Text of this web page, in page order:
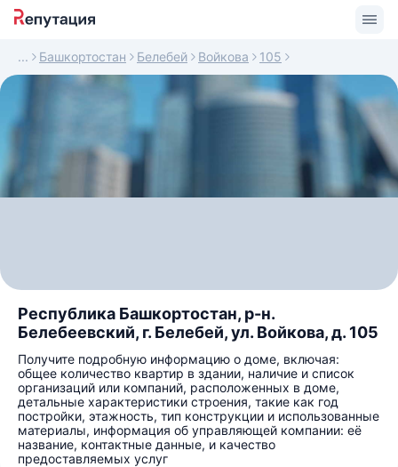
Башкортостан Белебей Войкова 105
Республика Башкортостан, р-н.
Белебеевский, г. Белебей, ул. Войкова, д. 105
Получите подробную информацию о доме, включая:
общее количество квартир в здании, наличие и список
организаций или компаний, расположенных в доме,
детальные характеристики строения, такие как год
постройки, этажность, тип конструкции и использованные
материалы, информация об управляющей компании: её
название, контактные данные, и качество
предоставляемых услуг